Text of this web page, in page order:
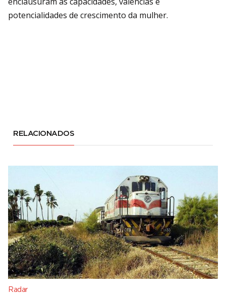
potencialidades de crescimento da mulher.
RELACIONADOS
Radar